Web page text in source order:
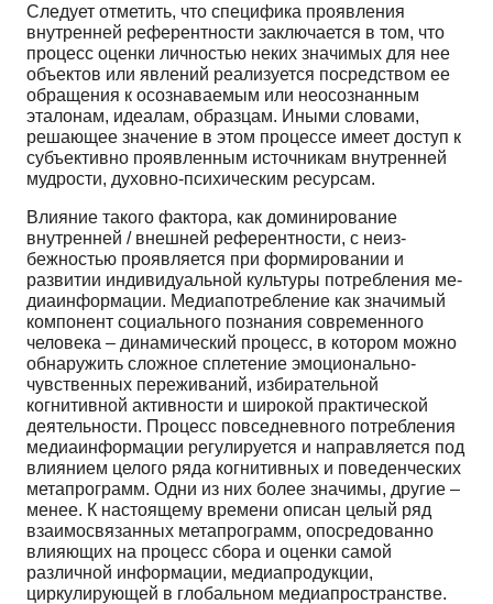
Следует отметить, что специфика проявления
внутренней референтности заключается в том, что
процесс оценки личностью неких значимых для нее
объектов или явлений реализуется посред­ством ее
обращения к осознаваемым или неосознанным
эталонам, идеалам, образцам. Иными сло­вами,
решающее значение в этом процессе имеет доступ к
субъективно проявленным источникам внутренней
мудрости, духовно-психическим ресурсам.
Влияние такого фактора, как доминирование
внутренней / внешней референтности, с неиз­
бежностью проявляется при формировании и
развитии индивидуальной культуры потребления ме­
диаинформации. Медиапотребление как значимый
компонент социального познания современного
человека – динамический процесс, в котором можно
обнаружить сложное сплетение эмоционально­
чувственных переживаний, избирательной
когнитивной активности и широкой практической
дея­тельности. Процесс повседневного потребления
медиаинформации регулируется и направляется под
влиянием целого ряда когнитивных и поведенческих
метапрограмм. Одни из них более зна­чимы, другие –
менее. К настоящему времени описан целый ряд
взаимосвязанных метапрограмм, опосредованно
влияющих на процесс сбора и оценки самой
различной информации, медиапродук­ции,
циркулирующей в глобальном медиапространстве.